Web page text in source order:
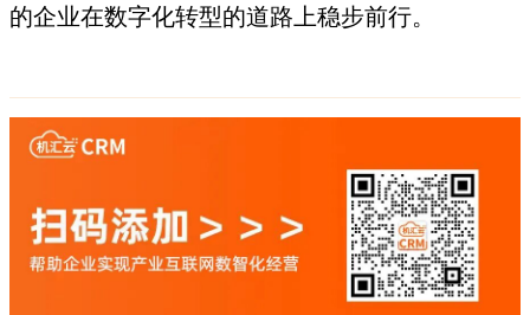
的企业在数字化转型的道路上稳步前行。